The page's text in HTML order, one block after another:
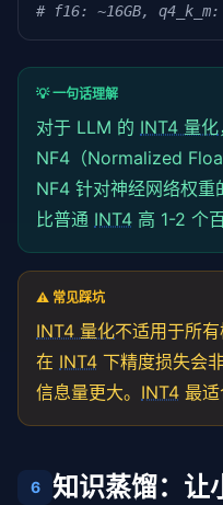
# f16: ~16GB,
💡 一句话理解
对于 LLM 的 INT4 量化
NF4（Normalized
NF4 针对神经网络权重
比普通 INT4 高 1-2 个
⚠️ 常见踩坑
INT4 量化不适用于所有
在 INT4 下精度损失会
信息量更大。 INT4 最适
6
知识蒸馏：让